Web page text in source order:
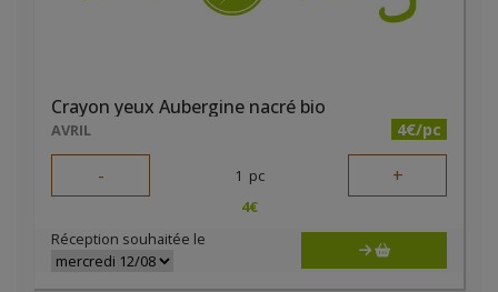
Crayon yeux Aubergine nacré bio
AVRIL 4€/pc
- 1 pc +
4€
Réception souhaitée le